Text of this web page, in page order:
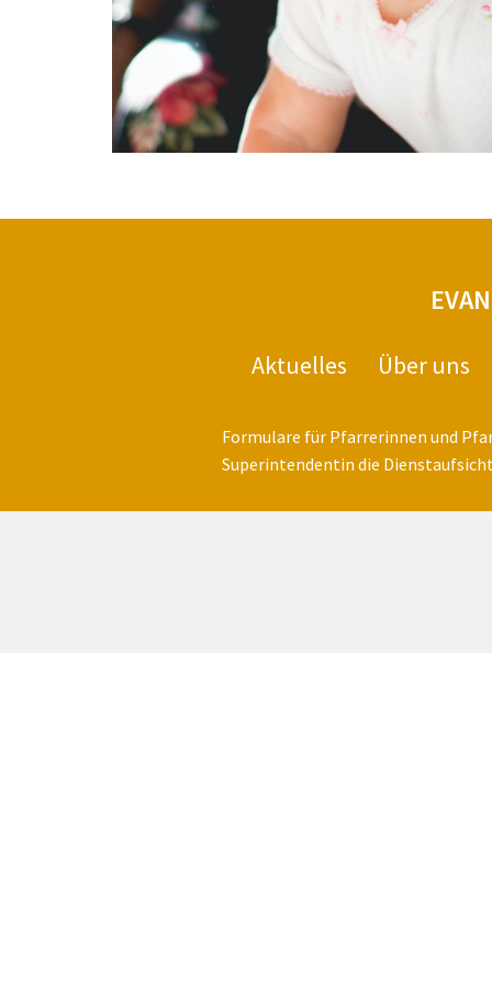
Aktuelles Über uns
Formulare für Pfarrerinnen und
Superintendentin die